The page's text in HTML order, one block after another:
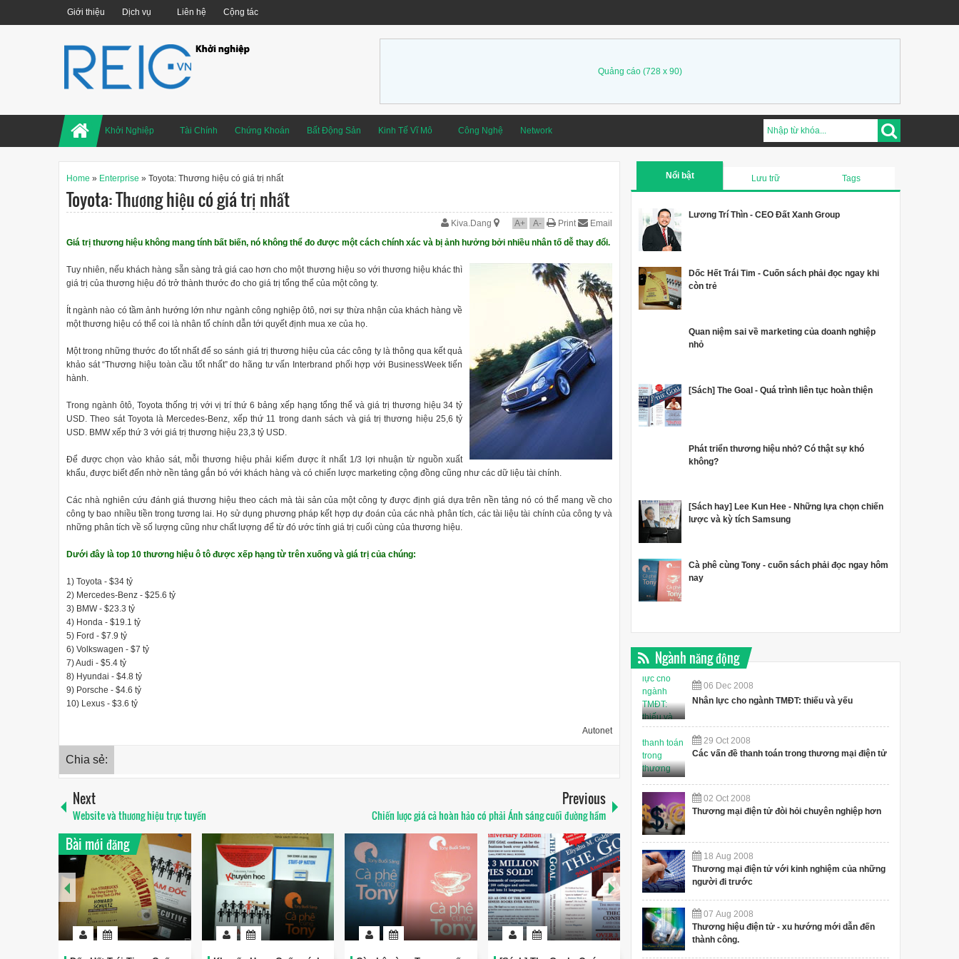
Giới thiệu Dịch vụ Liên hệ Cộng tác
Quảng cáo (728 x 90)
Khởi Nghiệp Tài Chính Chứng Khoán Bất Động Sản Kinh Tế Vĩ Mô Công Nghệ Network
Home » Enterprise » Toyota: Thương hiệu có giá trị nhất
Toyota: Thương hiệu có giá trị nhất
Kiva.Dang A+ A- Print
Email
Giá trị thương hiệu không mang tính bất biến, nó không thể đo được một cách chính xác và bị ảnh hưởng bởi nhiều nhân tố dễ thay đổi.
Tuy nhiên, nếu khách hàng sẵn sàng trả giá cao hơn cho một thương hiệu so với thương hiệu khác thì
giá trị của thương hiệu đó trở thành thước đo cho giá trị tổng thể của một công ty.
Ít ngành nào có tầm ảnh hướng lớn như ngành công nghiệp ôtô, nơi sự thừa nhận của khách hàng về
một thương hiệu có thể coi là nhân tố chính dẫn tới quyết định mua xe của họ.
Một trong những thước đo tốt nhất để so sánh giá trị thương hiệu của các công ty là thông qua kết quả
khảo sát “Thương hiệu toàn cầu tốt nhất” do hãng tư vấn Interbrand phối hợp với BusinessWeek tiến
hành.
Trong ngành ôtô, Toyota thống trị với vị trí thứ 6 bảng xếp hạng tổng thể và giá trị thương hiệu 34 tỷ
USD. Theo sát Toyota là Mercedes-Benz, xếp thứ 11 trong danh sách và giá trị thương hiệu 25,6 tỷ
USD. BMW xếp thứ 3 với giá trị thương hiệu 23,3 tỷ USD.
Để được chọn vào khảo sát, mỗi thương hiệu phải kiếm được ít nhất 1/3 lợi nhuận từ nguồn xuất
khẩu, được biết đến nhờ nền tảng gắn bó với khách hàng và có chiến lược marketing cộng đồng cũng như các dữ liệu tài chính.
Các nhà nghiên cứu đánh giá thương hiệu theo cách mà tài sản của một công ty được định giá dựa trên nền tảng nó có thể mang về cho
công ty bao nhiều tiền trong tương lai. Họ sử dụng phương pháp kết hợp dự đoán của các nhà phân tích, các tài liệu tài chính của công ty và
những phân tích về số lượng cũng như chất lượng để từ đó ước tính giá trị cuối cùng của thương hiệu.
Dưới đây là top 10 thương hiệu ô tô được xếp hạng từ trên xuống và giá trị của chúng:
1) Toyota - $34 tỷ
2) Mercedes-Benz - $25.6 tỷ
3) BMW - $23.3 tỷ
4) Honda - $19.1 tỷ
5) Ford - $7.9 tỷ
6) Volkswagen - $7 tỷ
7) Audi - $5.4 tỷ
8) Hyundai - $4.8 tỷ
9) Porsche - $4.6 tỷ
10) Lexus - $3.6 tỷ
Autonet
Chia sẻ:
Next
Website và thương hiệu trực tuyến
Previous
Chiến lược giá cả hoàn hảo có phải Ánh sáng cuối đường hầm
Bài mới đăng
Nổi bật Lưu trữ Tags
Lương Trí Thìn - CEO Đất Xanh Group
Dốc Hết Trái Tim - Cuốn sách phải đọc ngay khi
còn trẻ
Quan niệm sai về marketing của doanh nghiệp
nhỏ
[Sách] The Goal - Quá trình liên tục hoàn thiện
Phát triển thương hiệu nhỏ? Có thật sự khó
không?
[Sách hay] Lee Kun Hee - Những lựa chọn chiến
lược và kỳ tích Samsung
Cà phê cùng Tony - cuốn sách phải đọc ngay hôm
nay
Ngành năng động
06 Dec 2008
Nhân lực cho ngành TMĐT: thiếu và yếu
29 Oct 2008
Các vấn đề thanh toán trong thương mại điện tử
02 Oct 2008
Thương mại điện tử đòi hỏi chuyên nghiệp hơn
18 Aug 2008
Thương mại điện tử với kinh nghiệm của những
người đi trước
07 Aug 2008
Thương hiệu điện tử - xu hướng mới dẫn đến
thành công.